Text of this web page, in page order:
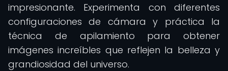
impresionante. Experimenta con diferentes
configuraciones de cámara y práctica la
técnica de apilamiento para obtener
imágenes increíbles que reflejen la belleza y
grandiosidad del universo.